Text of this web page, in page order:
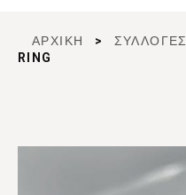
ΑΡΧΙΚΉ > ΣΥΛΛΟΓΈΣ
RING